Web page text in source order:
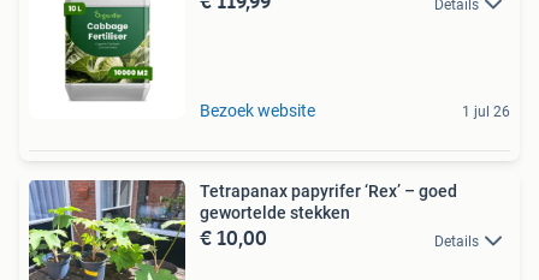
Details
Bezoek website 1 jul 26
Tetrapanax papyrifer ‘Rex’ – goed
gewortelde stekken
€ 10,00 Details